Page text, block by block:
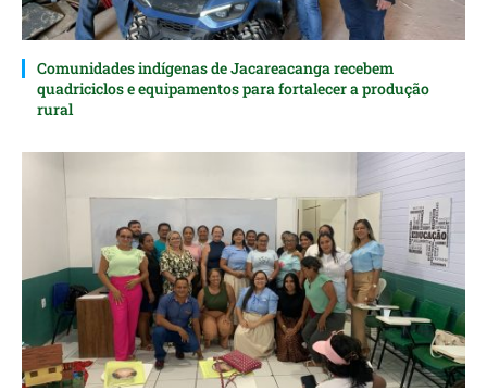
Comunidades indígenas de Jacareacanga recebem
quadriciclos e equipamentos para fortalecer a produção
rural